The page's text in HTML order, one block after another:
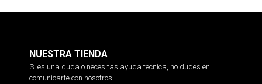
NUESTRA TIENDA
Si es una duda o necesitas ayuda tecnica, no dudes en
comunicarte con nosotros